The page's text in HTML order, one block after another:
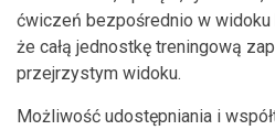
ćwiczeń bezpośrednio w
że całą jednostkę treningową
przejrzystym widoku.
Możliwość udostępniania i